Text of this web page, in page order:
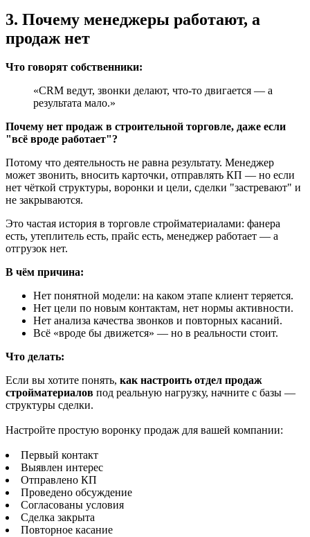
3. Почему менеджеры работают, а
продаж нет
Что говорят собственники:
«CRM ведут, звонки делают, что-то двигается — а
результата мало.»
Почему нет продаж в строительной торговле, даже если
"всё вроде работает"?
Потому что деятельность не равна результату. Менеджер
может звонить, вносить карточки, отправлять КП — но если
нет чёткой структуры, воронки и цели, сделки "застревают" и
не закрываются.
Это частая история в торговле стройматериалами: фанера
есть, утеплитель есть, прайс есть, менеджер работает — а
отгрузок нет.
В чём причина:
Нет понятной модели: на каком этапе клиент теряется.
Нет цели по новым контактам, нет нормы активности.
Нет анализа качества звонков и повторных касаний.
Всё «вроде бы движется» — но в реальности стоит.
Что делать:
Если вы хотите понять, как настроить отдел продаж
стройматериалов под реальную нагрузку, начните с базы —
структуры сделки.
Настройте простую воронку продаж для вашей компании:
Первый контакт
Выявлен интерес
Отправлено КП
Проведено обсуждение
Согласованы условия
Сделка закрыта
Повторное касание